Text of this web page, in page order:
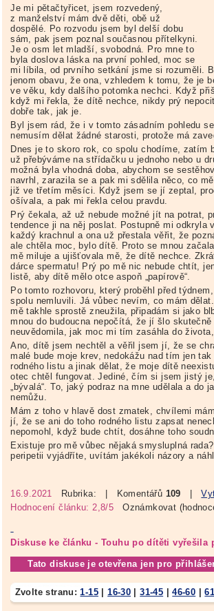
Je mi pětačtyřicet, jsem rozvedený,
z manželství mám dvě děti, obě už
dospělé. Po rozvodu jsem byl delší dobu
sám, pak jsem poznal současnou přítelkyni.
Je o osm let mladší, svobodná. Pro mne to
byla doslova láska na první pohled, moc se
mi líbila, od prvního setkání jsme si rozuměli.
jenom obavu, že ona, vzhledem k tomu, že je
ve věku, kdy dalšího potomka nechci. Když
když mi řekla, že dítě nechce, nikdy prý
dobře tak, jak je.
Byl jsem rád, že i v tomto zásadním pohledu
nemusím dělat žádné starosti, protože má
Dnes je to skoro rok, co spolu chodíme,
už přebýváme na střídačku u jednoho nebo u
možná byla vhodná doba, abychom se
navrhl, zarazila se a pak mi sdělila něco, co
již ve třetím měsíci. Když jsem se jí zeptal,
ošívala, a pak mi řekla celou pravdu.
Prý čekala, až už nebude možné jít na potrat,
tendence ji na něj poslat. Postupně mi odkryla
každý krachnul a ona už přestala věřit, že
ale chtěla moc, bylo dítě. Proto se mnou
mě miluje a ujišťovala mě, že dítě nechce.
dárce spermatu! Prý po mě nic nebude chtít,
listě, aby dítě mělo otce aspoň „papírově“.
Po tomto rozhovoru, který proběhl před
spolu nemluvili. Já vůbec nevím, co mám
mě takhle sprostě zneužila, připadám si jako
mnou do budoucna nepočítá, že jí šlo
neuvědomila, jak moc mi tím zasáhla do
Ano, dítě jsem nechtěl a věřil jsem jí, že se
malé bude moje krev, nedokážu nad tím jen
rodného listu a jinak dělat, že moje dítě
otec chtěl fungovat. Jediné, čím si jsem jistý
„bývalá“. To, jaký podraz na mne udělala a
nemůžu.
Mám z toho v hlavě dost zmatek, chvílemi
jí, že se ani do toho rodného listu zapsat
nepomohl, když bude chtít, dosáhne toho
Existuje pro mě vůbec nějaká smysluplná
peripetii vyjádříte, uvítám jakékoli názory a
16.9.2021 Rubrika: | Komentářů 109 |
Hodnocení článku: 2,8/5 Oznámkovat
Diskuse ke článku - Touhu po dítěti vyřešila
Tato diskuse je otevřena jen pro
Zvolte stranu:1-15 |16-30 |31-45 |46-60 |